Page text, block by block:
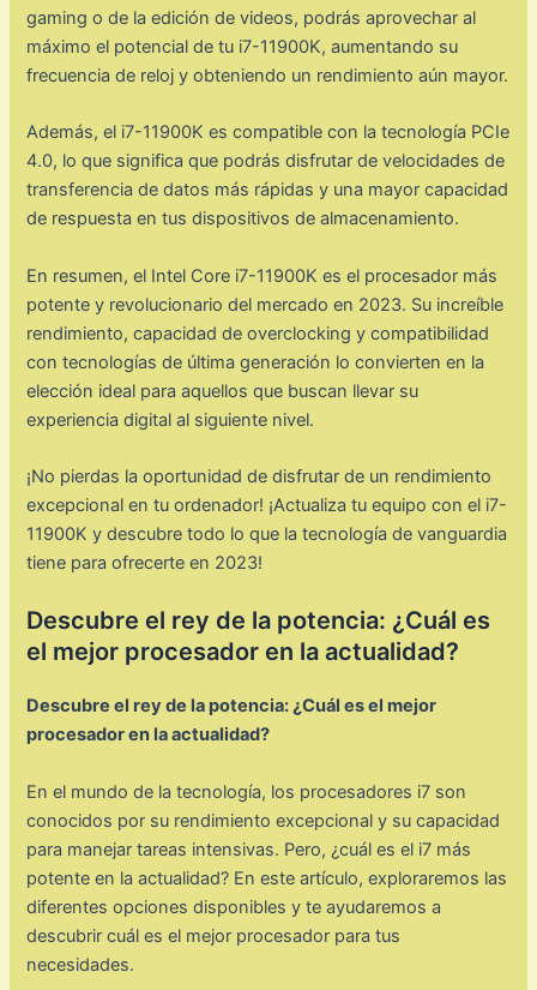
gaming o de la edición de videos, podrás aprovechar al
máximo el potencial de tu i7-11900K, aumentando su
frecuencia de reloj y obteniendo un rendimiento aún mayor.
Además, el i7-11900K es compatible con la tecnología PCIe
4.0, lo que significa que podrás disfrutar de velocidades de
transferencia de datos más rápidas y una mayor capacidad
de respuesta en tus dispositivos de almacenamiento.
En resumen, el Intel Core i7-11900K es el procesador más
potente y revolucionario del mercado en 2023. Su increíble
rendimiento, capacidad de overclocking y compatibilidad
con tecnologías de última generación lo convierten en la
elección ideal para aquellos que buscan llevar su
experiencia digital al siguiente nivel.
¡No pierdas la oportunidad de disfrutar de un rendimiento
excepcional en tu ordenador! ¡Actualiza tu equipo con el i7-
11900K y descubre todo lo que la tecnología de vanguardia
tiene para ofrecerte en 2023!
Descubre el rey de la potencia: ¿Cuál es
el mejor procesador en la actualidad?
Descubre el rey de la potencia: ¿Cuál es el mejor
procesador en la actualidad?
En el mundo de la tecnología, los procesadores i7 son
conocidos por su rendimiento excepcional y su capacidad
para manejar tareas intensivas. Pero, ¿cuál es el i7 más
potente en la actualidad? En este artículo, exploraremos las
diferentes opciones disponibles y te ayudaremos a
descubrir cuál es el mejor procesador para tus
necesidades.